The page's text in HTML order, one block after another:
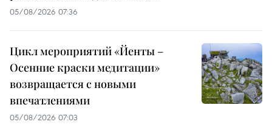
05/08/2026 07:36
Цикл мероприятий «Йенты –
Осенние краски медитации»
возвращается с новыми
впечатлениями
05/08/2026 07:03